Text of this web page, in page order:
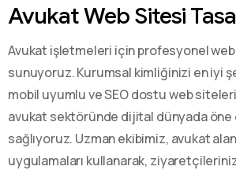
Avukat Web Sitesi
Avukat işletmeleri için profesyonel
sunuyoruz. Kurumsal kimliğinizi en iyi
mobil uyumlu ve SEO dostu web
avukat sektöründe dijital dünyada öne
sağlıyoruz. Uzman ekibimiz, avukat
uygulamaları kullanarak,